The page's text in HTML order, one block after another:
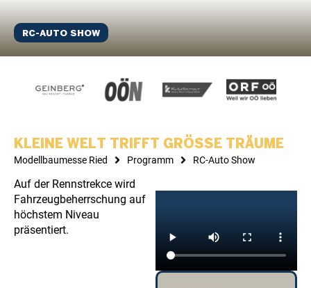
RC-AUTO SHOW
KLEINE WELT TRIFFT GRÖSSE TRÄUME
Modellbaumesse Ried Programm RC-Auto Show
Auf der Rennstrekce wird
Fahrzeugbeherrschung auf
höchstem Niveau
präsentiert.